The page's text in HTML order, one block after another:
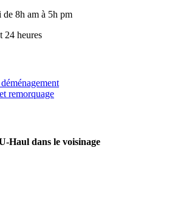
8h am à 5h pm
24 heures
remorquage
Haul dans le voisinage